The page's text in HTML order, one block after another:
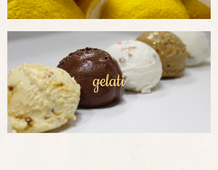
gelati